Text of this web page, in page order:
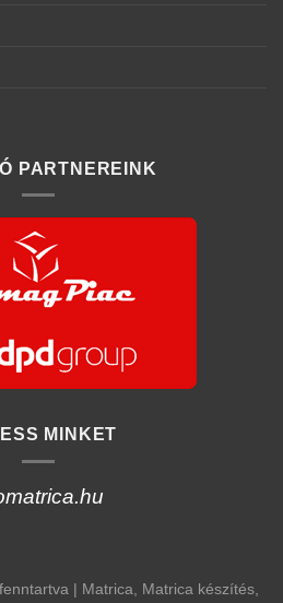
PARTNEREINK
MINKET
| Matrica, Matrica készítés,